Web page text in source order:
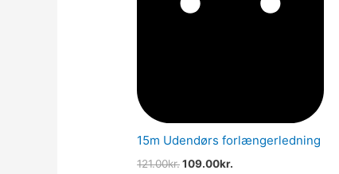
15m Udendørs forlængerledning
121.00kr.109.00kr.